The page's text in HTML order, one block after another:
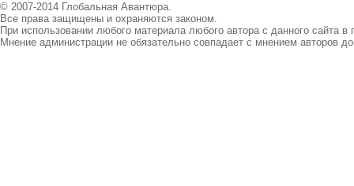
© 2007-2014 Глобальная Авантюра.
Все права защищены и охраняются законом.
При использовании любого материала любого автора с данного сайта
Мнение администрации не обязательно совпадает с мнением авторов